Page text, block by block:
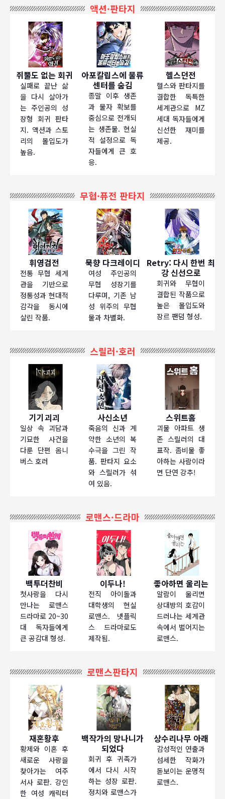
액션·판타지
쥐뿔도 없는 회귀
실패로 끝난 삶
을 다시 살아가
는 주인공의 성
장형 회귀 판타
지. 액션과 스토
리의 몰입도가
높음.
아포칼립스에 물류
센터를 숨김
종말 이후 생존
과 물자 확보를
중심으로 전개되
는 생존물. 현실
적 설정으로 독
자들에게 큰 호
응.
헬스던전
헬스와 판타지를
결합한 독특한
세계관으로 MZ
세대 독자들에게
신선한 재미를
제공.
무협·퓨전 판타지
휘영검전
전통 무협 세계
관을 기반으로
정통성과 현대적
감각을 동시에
살린 작품.
묵향 다크레이디
여성 주인공의
무협 성장기를
다루며, 기존 남
성 위주의 무협
물과 차별화.
Retry: 다시 한번 최
강 신선으로
회귀와 무협이
결합된 작품으로
높은 몰입도와
장르 팬덤 형성.
스릴러·호러
기기괴괴
일상 속 괴담과
기묘한 사건을
다룬 단편 옴니
버스 호러
사신소년
죽음의 신과 계
약한 소년의 복
수극을 그린 작
품. 판타지 요소
와 스릴러가 섞
여 있음.
스위트홈
괴물 아파트 생
존 스릴러의 대
표작. 좀비물 좋
아하는 사람이라
면 단연 강추!
로맨스·드라마
백투더찬비
첫사랑을 다시
만나는 로맨스
드라마로 20~30
대 독자들에게
큰 공감대 형성.
이두나!
전직 아이돌과
대학생의 현실
로맨스. 넷플릭
스 드라마로도
제작됨.
좋아하면 울리는
알람이 울리면
상대방의 호감이
드러나는 세계관
속에서 벌어지는
로맨스.
로맨스판타지
재혼황후
황제와 이혼 후
새로운 사랑을
찾아가는 여주
서사 로판. 강인
한 여성 캐릭터
백작가의 망나니가
되었다
회귀 후 귀족가
에서 다시 시작
하는 성장 로판.
정치와 로맨스가
상수리나무 아래
감성적인 연출과
섬세한 작화가
돋보이는 운명적
로맨스.